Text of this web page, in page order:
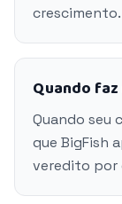
crescimento.
Quando
Quando seu
que BigFish
veredito por